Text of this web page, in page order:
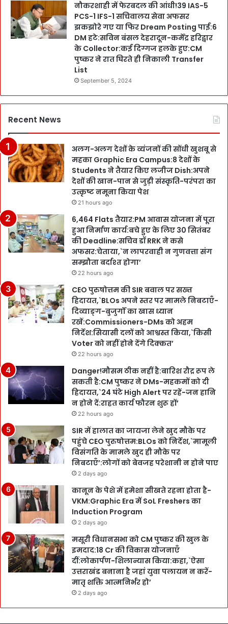
नौकरशाही में फेरबदल की आंधी!39 IAS-5
PCS-1 IFS-1 सचिवालय सेवा अफसर
झकझोरे गए या फिर Dream Posting पाई:6
DM हटे:सविन बंसल देहरादून-कर्मेंद्र हरिद्वार
के Collector:कई दिग्गज हलके हुए:CM
पुष्कर ने रात घिरते ही निकाली Transfer
List
September 5, 2024
Recent News
अलग-अलग देशों के व्यंजनों की सोंधी खुशबू से
महका Graphic Era Campus:8 देशों के
Students ने तैयार किए लजीज Dish:अपने
देशों की खान-पान से जुड़ी संस्कृति-परंपरा का
उत्कृष्ट नमूना किया पेश
21 hours ago
6,464 Flats तैयार:PM आवास योजना में पूरा
हुआ निर्माण कार्य:बचे हुए के लिए 30 सितंबर
की Deadline:सचिव डॉ RRK ने कसे
अफसर:चेताया,`न लापरवाही न गुणवत्ता संग
सम्झौता बर्दाश्त होगा’
22 hours ago
CEO पुरुषोत्तम की SIR बवाल पर सख्त
हिदायत,`BLOs अपने स्तर पर मामले निबटाएँ-
दिव्याङ्ग-बुजुर्गों का खास ध्यान
रखें:Commissioners-DMs को अहम
निर्देश:सियासी दलों को आश्वस्त किया,`किसी
Voter को नहीं होने देंगे दिक्कत’
22 hours ago
Danger!मौसम ठीक नहीं है:बारिश रौद्र रूप ले
सकती है:CM पुष्कर ने DMs-महकमों को दी
हिदायत,`24 घंटे High Alert पर रहें-जन हानि
न होने दें:राहत कार्य फौरन शुरू हों’
22 hours ago
SIR में हालात का जायजा लेने खुद मौके पर
पहुंचे CEO पुरुषोत्तम:BLOs को निर्देश,`मामूली
विसंगति के मामले खुद ही मौके पर
निबटाएँ’:लोगों को बेवजह परेशानी न होने पाए
2 days ago
कानून के पेशे में हमेशा सीखते रहना होता है-
VKM:Graphic Era में SoL Freshers का
Induction Program
2 days ago
मसूरी विधानसभा को CM पुष्कर की खुल के
इमदाद:18 Cr की विकास योजनाएँ
दीं:लोकार्पण-शिलान्यास किया:कहा,`ऐसा
उत्तराखंड बनाना है जहां युवा पलायन न करें-
मातृ शक्ति आत्मनिर्भर हो’
2 days ago